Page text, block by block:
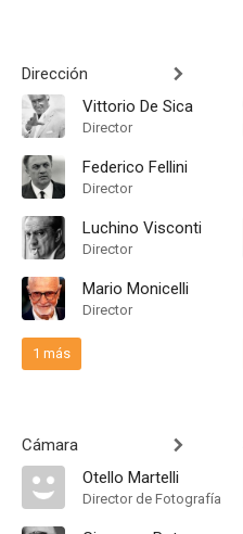
Dirección
Vittorio De Sica
Director
Federico Fellini
Director
Luchino Visconti
Director
Mario Monicelli
Director
1 más
Cámara
Otello Martelli
Director de Fotografía